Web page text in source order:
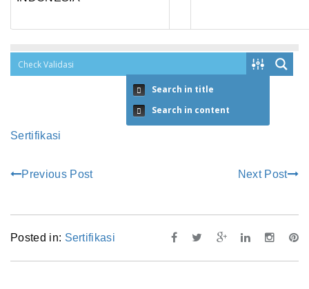
Sertifikasi
Previous Post Next Post
Posted in: Sertifikasi
Search in title
Search in content